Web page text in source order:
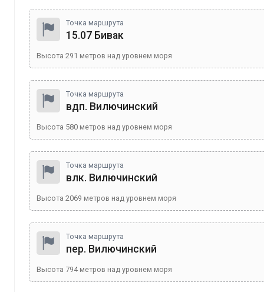
Точка маршрута
15.07 Бивак
Высота 291 метров над уровнем моря
Точка маршрута
вдп. Вилючинский
Высота 580 метров над уровнем моря
Точка маршрута
влк. Вилючинский
Высота 2069 метров над уровнем моря
Точка маршрута
пер. Вилючинский
Высота 794метров над уровнем моря